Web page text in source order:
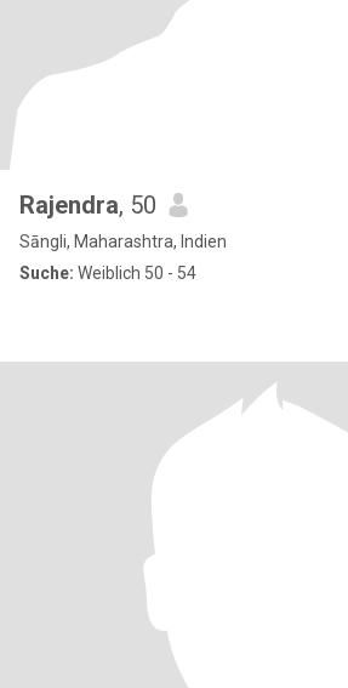
Rajendra, 50
Sāngli, Maharashtra, Indien
Suche: Weiblich 50 - 54